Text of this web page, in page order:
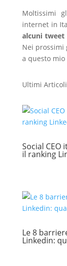
Moltissimi
internet in
alcuni tweet
Nei
a questo
Ultimi Articoli
Social CEO
il ranking
Le 8
Linkedin: